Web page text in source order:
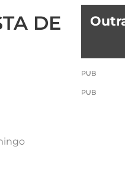
DE
PUB
PUB